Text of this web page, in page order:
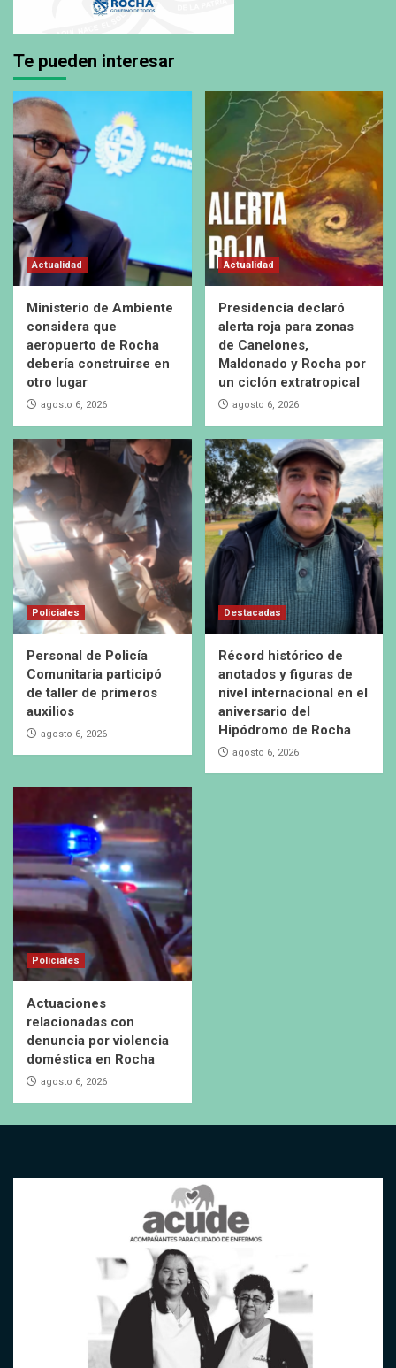
Te pueden interesar
Actualidad
Ministerio de Ambiente
considera que
aeropuerto de Rocha
debería construirse en
otro lugar
agosto 6, 2026
Actualidad
Presidencia declaró
alerta roja para zonas
de Canelones,
Maldonado y Rocha por
un ciclón extratropical
agosto 6, 2026
Policiales
Personal de Policía
Comunitaria participó
de taller de primeros
auxilios
agosto 6, 2026
Destacadas
Récord histórico de
anotados y figuras de
nivel internacional en el
aniversario del
Hipódromo de Rocha
agosto 6, 2026
Policiales
Actuaciones
relacionadas con
denuncia por violencia
doméstica en Rocha
agosto 6, 2026